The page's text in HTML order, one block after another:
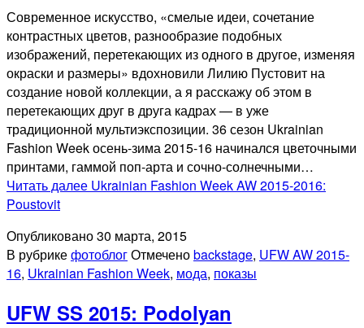
Современное искусство, «смелые идеи, сочетание
контрастных цветов, разнообразие подобных
изображений, перетекающих из одного в другое, изменяя
окраски и размеры» вдохновили Лилию Пустовит на
создание новой коллекции, а я расскажу об этом в
перетекающих друг в друга кадрах — в уже
традиционной мультиэкспозиции. 36 сезон Ukrainian
Fashion Week осень-зима 2015-16 начинался цветочными
принтами, гаммой поп-арта и сочно-солнечными…
Читать далее Ukrainian Fashion Week AW 2015-2016:
Poustovit
Опубликовано30 марта, 2015
В рубрикефотоблогОтмеченоbackstage, UFW AW 2015-
16, Ukrainian Fashion Week, мода, показы
UFW SS 2015: Podolyan